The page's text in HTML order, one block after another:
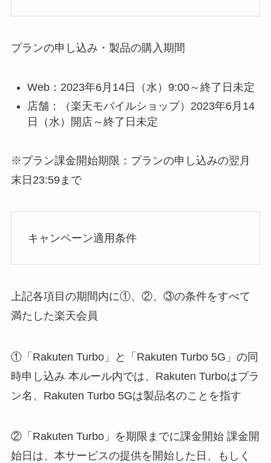
プランの申し込み・製品の購入期間
Web：2023年6月14日（水）9:00～終了日未定
店舗：（楽天モバイルショップ）2023年6月14
日（水）開店～終了日未定
※プラン課金開始期限：プランの申し込みの翌月
末日23:59まで
キャンペーン適用条件
上記各項目の期間内に①、②、③の条件をすべて
満たした楽天会員
①「Rakuten Turbo」と「Rakuten Turbo 5G」の同
時申し込み 本ルール内では、Rakuten Turboはプラ
ン名、Rakuten Turbo 5Gは製品名のことを指す
②「Rakuten Turbo」を期限までに課金開始 課金開
始日は、本サービスの提供を開始した日、もしく